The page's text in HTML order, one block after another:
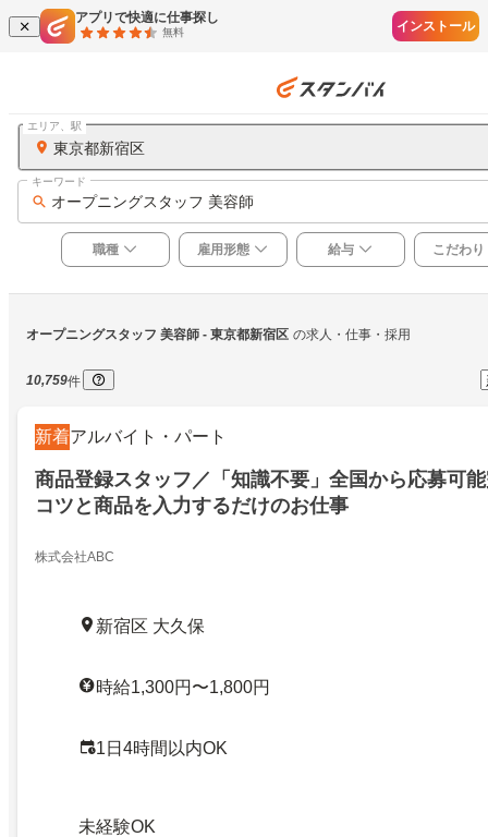
アプリで快適に仕事探し
無料 インストール
東京都新宿区
エリア、駅
オープニングスタッフ 美容師
キーワード
職種 雇用形態 給与 こだわり
オープニングスタッフ 美容師 - 東京都新宿区 の求人・仕事・採用
10,759件
新着アルバイト・パート
商品登録スタッフ／「知識不要」全国から応募可
コツと商品を入力するだけのお仕事
株式会社ABC
新宿区 大久保
時給1,300円〜1,800円
1日4時間以内OK
未経験OK